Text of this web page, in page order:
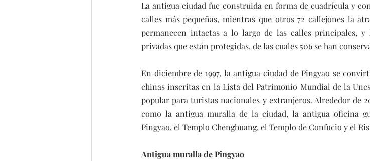
La antigua ciudad fue construida en forma de cuadrícula y
calles más pequeñas, mientras que otros 72 callejones la
permanecen intactas a lo largo de las calles principales, y
privadas que están protegidas, de las cuales 506 se han
En diciembre de 1997, la antigua ciudad de Pingyao se
chinas inscritas en la Lista del Patrimonio Mundial de la
popular para turistas nacionales y extranjeros. Alrededor de
como la antigua muralla de la ciudad, la antigua oficina
Pingyao, el Templo Chenghuang, el Templo de Confucio y el
Antigua muralla de Pingyao